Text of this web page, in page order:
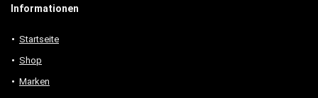
Informationen
Startseite
Shop
Marken